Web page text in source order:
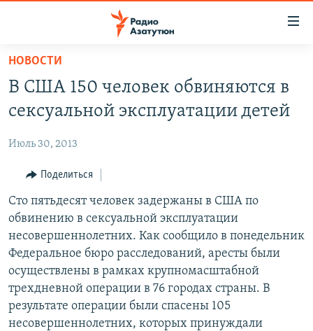
Перейти
основному
содержанию
Перейти
навигации
Перейти
поиску
ПОЛИТИКА
ОБЩЕСТВО
ЭКОНОМИКА
РЕГИОН
НАГОРНЫЙ КАРАБАХ
КУЛЬТУРА
СПОРТ
АРХИВ
НОВОСТИ
В США 150 человек обвиняются в
сексуальной эксплуатации детей
Июль 30, 2013
Поделиться
Сто пятьдесят человек задержаны в США по
обвинению в сексуальной эксплуатации
несовершеннолетних. Как сообщило в понедельник
Федеральное бюро расследований, аресты были
осуществлены в рамках крупномасштабной
трехдневной операции в 76 городах страны. В
результате операции были спасены 105
несовершеннолетних, которых принуждали